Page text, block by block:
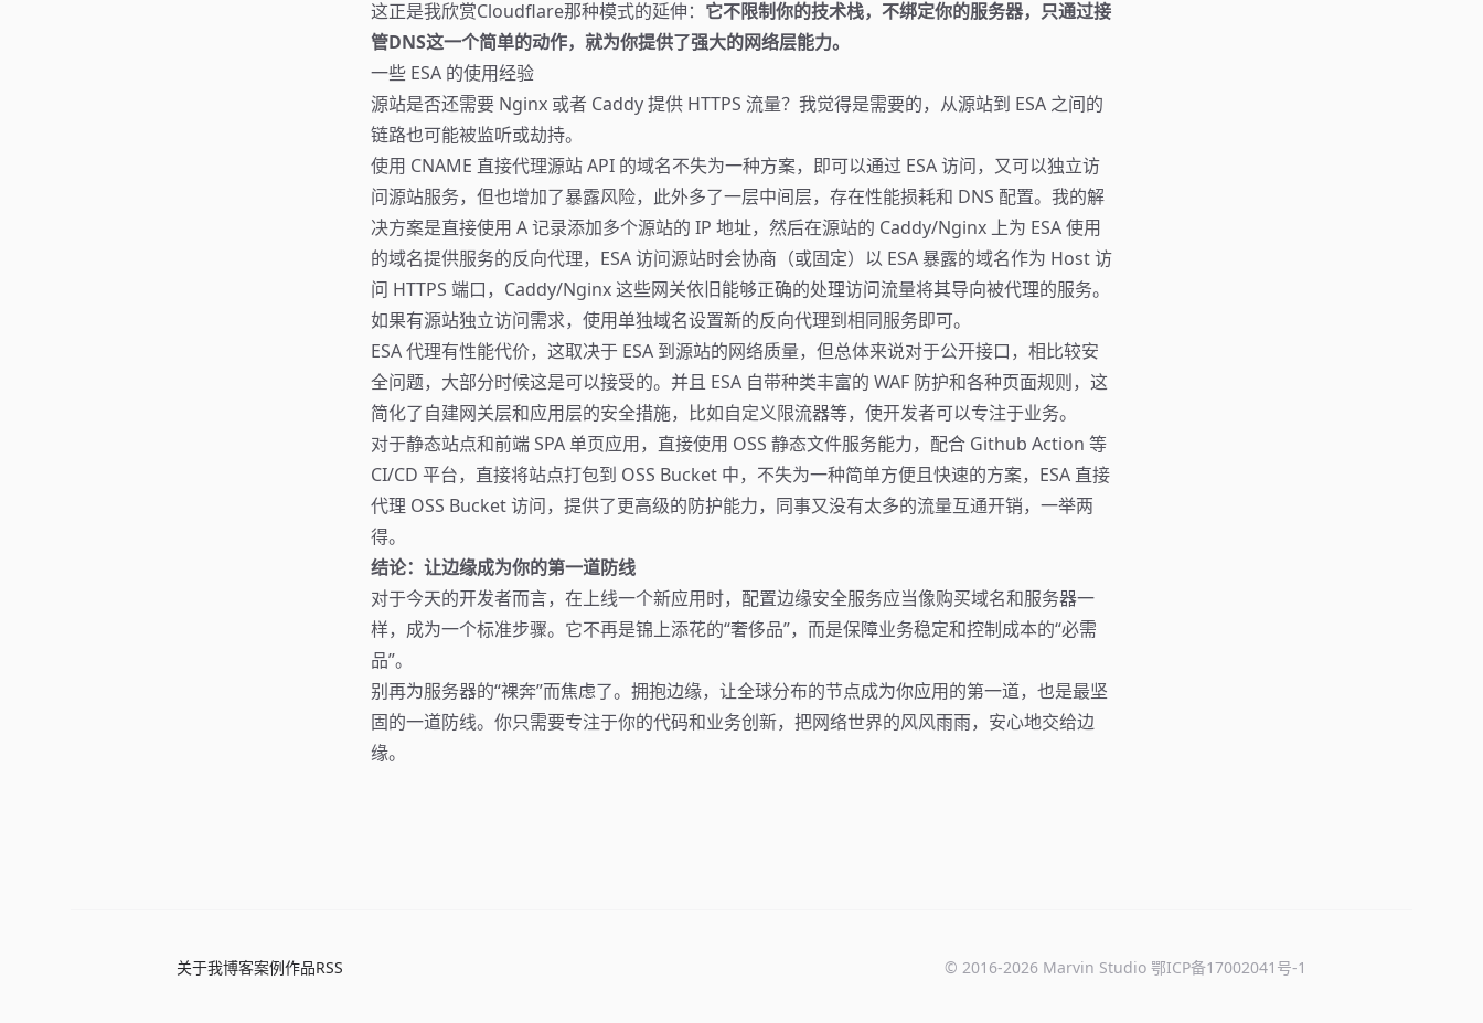
这正是我欣赏Cloudflare那种模式的延伸： 它不限制你的技术栈，不绑定你的服务器，只通过接
管DNS这一个简单的动作，就为你提供了强大的网络层能力。
一些 ESA 的使用经验
源站是否还需要 Nginx 或者 Caddy 提供 HTTPS 流量？我觉得是需要的，从源站到 ESA 之间的
链路也可能被监听或劫持。
使用 CNAME 直接代理源站 API 的域名不失为一种方案，即可以通过 ESA 访问，又可以独立访
问源站服务，但也增加了暴露风险，此外多了一层中间层，存在性能损耗和 DNS 配置。我的解
决方案是直接使用 A 记录添加多个源站的 IP 地址，然后在源站的 Caddy/Nginx 上为 ESA 使用
的域名提供服务的反向代理，ESA 访问源站时会协商（或固定）以 ESA 暴露的域名作为 Host 访
问 HTTPS 端口，Caddy/Nginx 这些网关依旧能够正确的处理访问流量将其导向被代理的服务。
如果有源站独立访问需求，使用单独域名设置新的反向代理到相同服务即可。
ESA 代理有性能代价，这取决于 ESA 到源站的网络质量，但总体来说对于公开接口，相比较安
全问题，大部分时候这是可以接受的。并且 ESA 自带种类丰富的 WAF 防护和各种页面规则，这
简化了自建网关层和应用层的安全措施，比如自定义限流器等，使开发者可以专注于业务。
对于静态站点和前端 SPA 单页应用，直接使用 OSS 静态文件服务能力，配合 Github Action 等
CI/CD 平台，直接将站点打包到 OSS Bucket 中，不失为一种简单方便且快速的方案，ESA 直接
代理 OSS Bucket 访问，提供了更高级的防护能力，同事又没有太多的流量互通开销，一举两
得。
结论：让边缘成为你的第一道防线
对于今天的开发者而言，在上线一个新应用时，配置边缘安全服务应当像购买域名和服务器一
样，成为一个标准步骤。它不再是锦上添花的“奢侈品”，而是保障业务稳定和控制成本的“必需
品”。
别再为服务器的“裸奔”而焦虑了。拥抱边缘，让全球分布的节点成为你应用的第一道，也是最坚
固的一道防线。你只需要专注于你的代码和业务创新，把网络世界的风风雨雨，安心地交给边
缘。
关于我博客案例作品RSS © 2016-2026 Marvin Studio 鄂ICP备17002041号-1